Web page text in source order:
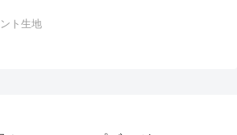
ト生地